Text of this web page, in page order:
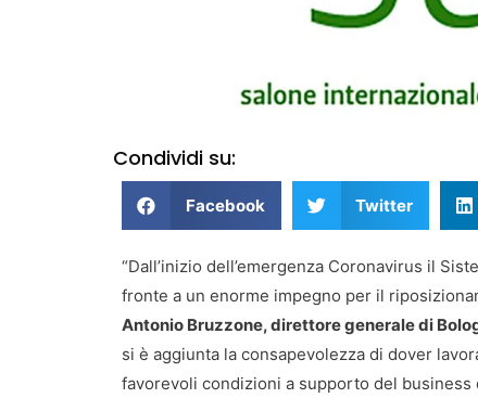
Condividi su:
Facebook Twitter
“Dall’inizio dell’emergenza Coronavirus il
fronte a un enorme impegno per il
Antonio Bruzzone, direttore generale di
si è aggiunta la consapevolezza di dover
favorevoli condizioni a supporto del business